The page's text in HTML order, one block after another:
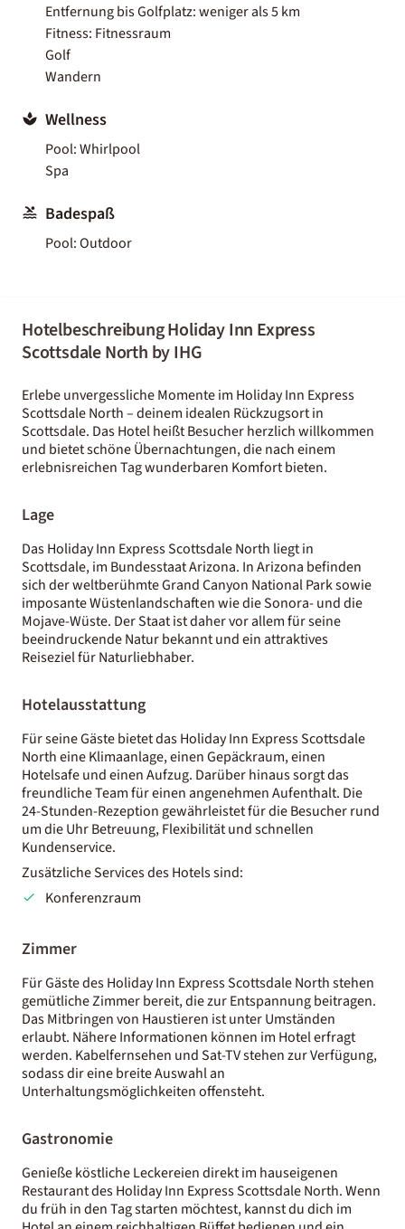
Entfernung bis Golfplatz: weniger als 5 km
Fitness: Fitnessraum
Golf
Wandern
Wellness
Pool: Whirlpool
Spa
Badespaß
Pool: Outdoor
Hotelbeschreibung Holiday Inn Express
Scottsdale North by IHG
Erlebe unvergessliche Momente im Holiday Inn Express
Scottsdale North – deinem idealen Rückzugsort in
Scottsdale. Das Hotel heißt Besucher herzlich willkommen
und bietet schöne Übernachtungen, die nach einem
erlebnisreichen Tag wunderbaren Komfort bieten.
Lage
Das Holiday Inn Express Scottsdale North liegt in
Scottsdale, im Bundesstaat Arizona. In Arizona befinden
sich der weltberühmte Grand Canyon National Park sowie
imposante Wüstenlandschaften wie die Sonora- und die
Mojave-Wüste. Der Staat ist daher vor allem für seine
beeindruckende Natur bekannt und ein attraktives
Reiseziel für Naturliebhaber.
Hotelausstattung
Für seine Gäste bietet das Holiday Inn Express Scottsdale
North eine Klimaanlage, einen Gepäckraum, einen
Hotelsafe und einen Aufzug. Darüber hinaus sorgt das
freundliche Team für einen angenehmen Aufenthalt. Die
24-Stunden-Rezeption gewährleistet für die Besucher rund
um die Uhr Betreuung, Flexibilität und schnellen
Kundenservice.
Zusätzliche Services des Hotels sind:
Konferenzraum
Zimmer
Für Gäste des Holiday Inn Express Scottsdale North stehen
gemütliche Zimmer bereit, die zur Entspannung beitragen.
Das Mitbringen von Haustieren ist unter Umständen
erlaubt. Nähere Informationen können im Hotel erfragt
werden. Kabelfernsehen und Sat-TV stehen zur Verfügung,
sodass dir eine breite Auswahl an
Unterhaltungsmöglichkeiten offensteht.
Gastronomie
Genieße köstliche Leckereien direkt im hauseigenen
Restaurant des Holiday Inn Express Scottsdale North. Wenn
du früh in den Tag starten möchtest, kannst du dich im